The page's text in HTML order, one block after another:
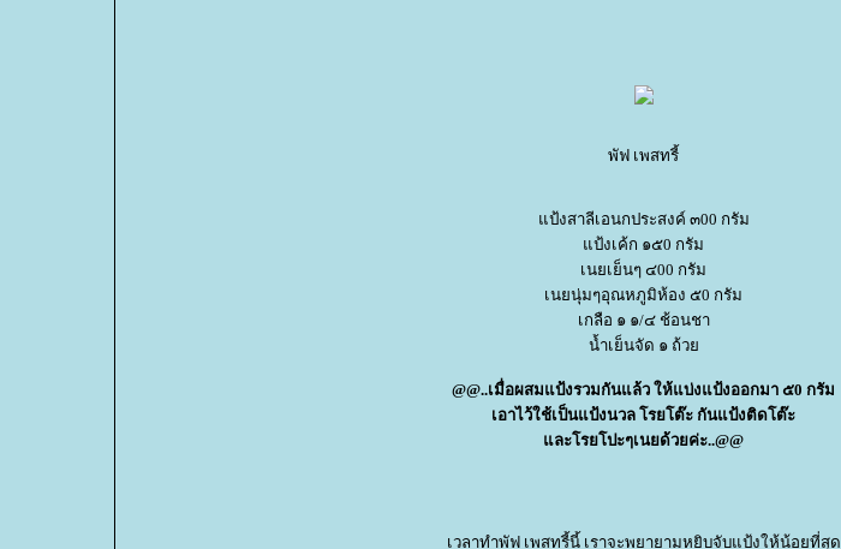
พัฟ เพสทรี้
ป้งสาลีเอนกประสงค์ ๓00 กรัม
ป้งเค้ก ๑๕0 กรัม
เนยเย็นๆ ๔00 กรัม
เนยนุ่มๆอุณหภูมิห้อง ๕0 กรัม
เกลือ ๑ ๑/๔ ช้อนชา
น้ำเย็นจัด ๑ ถ้ว
@@..เมื่อผสมแป้งรวมกันแล้ว ให้แบ่งแป้งออกมา ๕0 กรัม
เอาไว้ใช้เป็นแป้งนวล โรยโต๊ะ กันแป้งติดโต๊ะ
ละโรยโปะๆเนยด้วยค่ะ..@@
เวลาทำพัฟ เพสทรี้นี้ เราจะพยายามหยิบจับแป้งให้น้อยที่สุด